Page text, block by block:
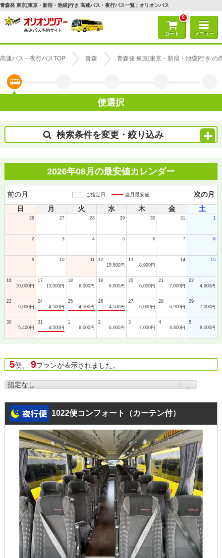
青森発 東京[東京・新宿・池袋]行き 高速バス・夜行バス一覧 | オリオンバス
0
カート メニュー
高速バス・夜行バスTOP 青森 青森発 東京[東京・新宿・池袋]行き の
便選択
検索条件を変更・絞り込み
2026年08月の最安値カレンダー
前の月 ご指定日 当月最安値
次の月
日
月 火 水 木 金 土
26 27 28 29 30 31 1
2 3 4 5 6 7 8
9 10 11
12
15,500円
13
8,900円
14 15
16
10,000円
17
13,000円
18
6,000円
19
6,000円
20
6,000円
21
7,000円
22
4,900円
23
6,000円
24
4,500円
25
4,500円
26
4,500円
27
6,000円
28
6,900円
29
7,000円
30
5,400円
31
4,500円
1
6,000円
2
6,000円
3
7,000円
4
8,800円
5
8,000円
5便、 9プランが表示されました。
1022便コンフォート（カーテン付）